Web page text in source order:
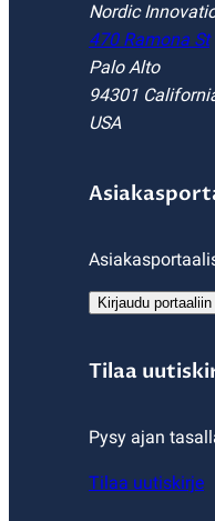
Nordic
470 Ramona St
Palo Alto
94301
USA
Kirjaudu portaaliin
Tilaa
Pysy ajan
Tilaa uutiskirje